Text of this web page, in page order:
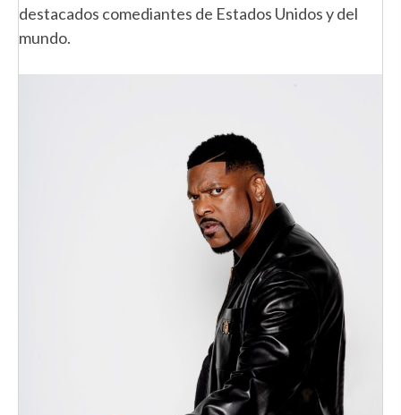
destacados comediantes de Estados Unidos y del
mundo.